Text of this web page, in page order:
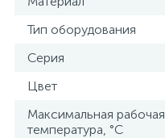
Тип оборудования
Серия
Цвет
Максимальная рабочая
температура, °С